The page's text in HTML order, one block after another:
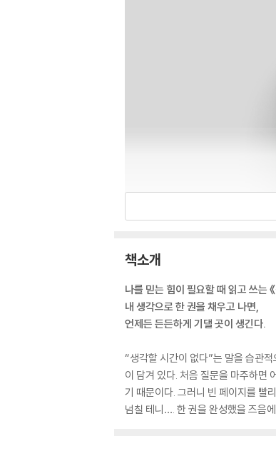
책소개
나를 믿는 힘이 필요할 때 읽고 쓰는
내 생각으로 한 권을 채우고 나면,
언제든 든든하게 기댈 곳이 생긴다.
“생각할 시간이 없다”는 말을 습관
이 담겨 있다. 처음 질문을 마주하면
기 때문이다. 그러니 빈 페이지를 빨
넘칠 테니…. 한 권을 완성했을 즈음